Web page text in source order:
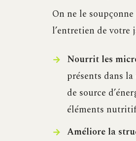
On ne le
l’entretien de votre
Nourrit les
présents dans
de source
éléments
Améliore la